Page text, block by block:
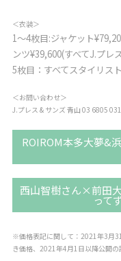
＜衣装＞
1〜4枚目:ジャケット
ンツ¥39,600(すべてJ.プ
5枚目：すべてスタイリス
＜お問い合わせ＞
J.プレス & サンズ 青山 03 6805
ROIROM本多大夢&
西山智樹さん×前田
って
※価格表記に関して：2021年3月
き価格、2021年4月1日以降公開の